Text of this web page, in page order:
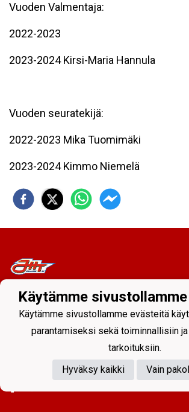
Vuoden Valmentaja:
2022-2023
2023-2024 Kirsi-Maria Hannula
Vuoden seuratekijä:
2022-2023 Mika Tuomimäki
2023-2024 Kimmo Niemelä
Tietosuojaseloste
JHT Kalajoki Ry
Pirkonsuontie 10, 85100 Kalajoki
info@jht.fi
Käytämme
Käytämme sivustollamme evästeitä
parantamiseksi sekä toiminnallisiin
tarkoituksiin.
Hyväksy kaikki
Vain